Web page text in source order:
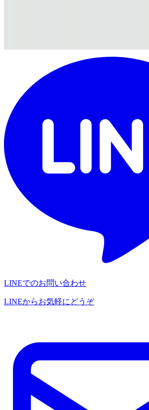
LINEでのお問い合わせ
LINEからお気軽にどうぞ